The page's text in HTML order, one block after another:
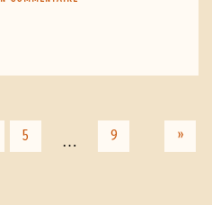
5 … 9 »